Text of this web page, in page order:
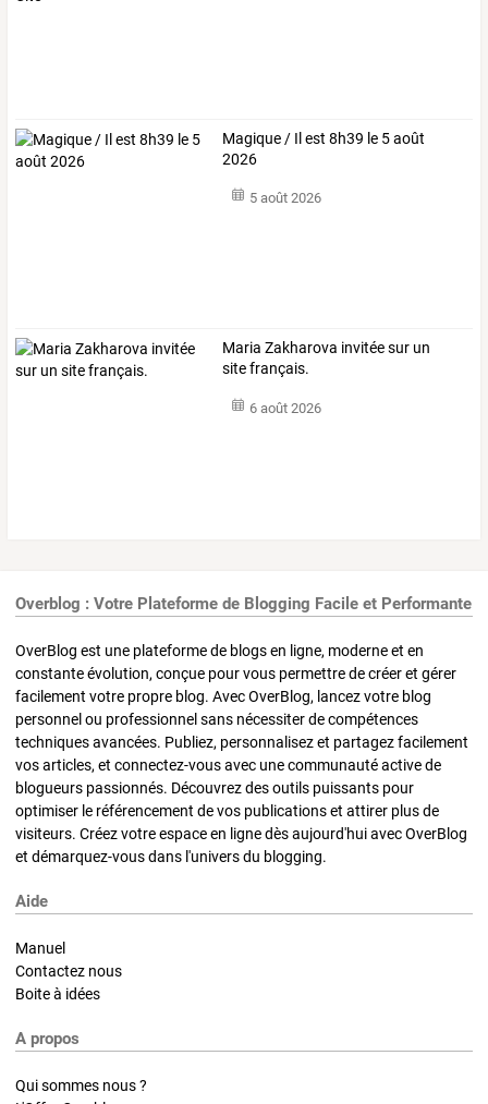
Magique / Il est 8h39 le 5 août
2026
5 août 2026
Maria Zakharova invitée sur un
site français.
6 août 2026
Overblog : Votre Plateforme de Blogging Facile et Performante
OverBlog est une plateforme de blogs en ligne, moderne et en
constante évolution, conçue pour vous permettre de créer et gérer
facilement votre propre blog. Avec OverBlog, lancez votre blog
personnel ou professionnel sans nécessiter de compétences
techniques avancées. Publiez, personnalisez et partagez facilement
vos articles, et connectez-vous avec une communauté active de
blogueurs passionnés. Découvrez des outils puissants pour
optimiser le référencement de vos publications et attirer plus de
visiteurs. Créez votre espace en ligne dès aujourd'hui avec OverBlog
et démarquez-vous dans l'univers du blogging.
Aide
Manuel
Contactez nous
Boite à idées
A propos
Qui sommes nous ?